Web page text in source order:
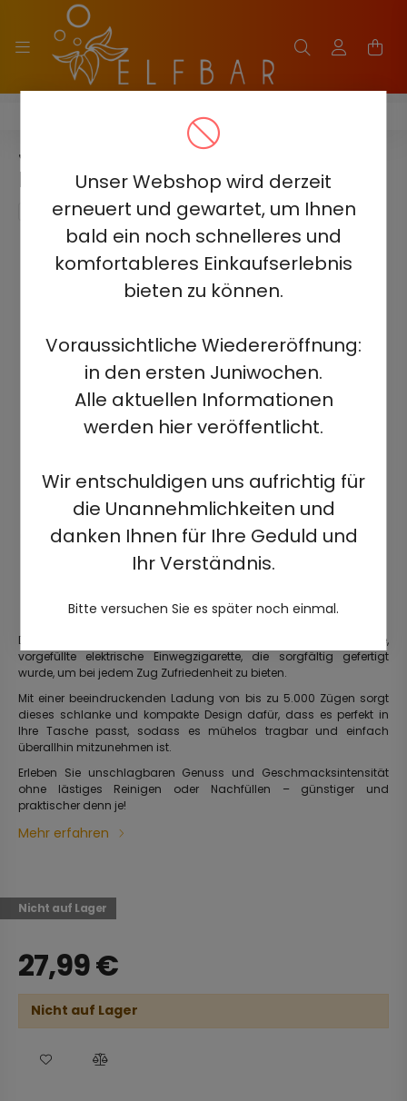
Unser Webshop wird derzeit
erneuert und gewartet, um Ihnen
bald ein noch schnelleres und
komfortableres Einkaufserlebnis
bieten zu können.
Voraussichtliche Wiedereröffnung:
in den ersten Juniwochen.
Alle aktuellen Informationen
werden hier veröffentlicht.
Wir entschuldigen uns aufrichtig für
die Unannehmlichkeiten und
danken Ihnen für Ihre Geduld und
Ihr Verständnis.
Bitte versuchen Sie es später noch einmal.
JUICY JANE JJ5000
JUICY JANE JJ5000 - MIAMI
MINT 5% - AUFLADBAR
Die Juicy Jane JJ5000 ist eine stilvolle, gebrauchsfertige,
vorgefüllte elektrische Einwegzigarette, die sorgfältig gefertigt
wurde, um bei jedem Zug Zufriedenheit zu bieten.
Mit einer beeindruckenden Ladung von bis zu 5.000 Zügen sorgt
dieses schlanke und kompakte Design dafür, dass es perfekt in
Ihre Tasche passt, sodass es mühelos tragbar und einfach
überallhin mitzunehmen ist.
Erleben Sie unschlagbaren Genuss und Geschmacksintensität
ohne lästiges Reinigen oder Nachfüllen – günstiger und
praktischer denn je!
Mehr erfahren
Nicht auf Lager
27,99€
Nicht auf Lager